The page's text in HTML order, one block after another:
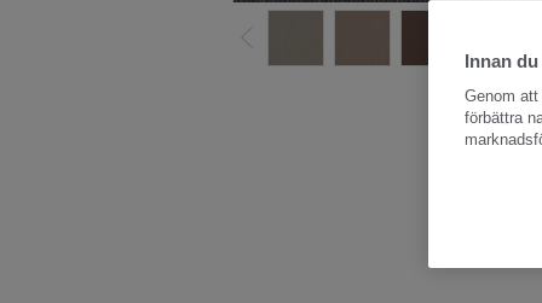
Hela
Innan
Genom
förbättra